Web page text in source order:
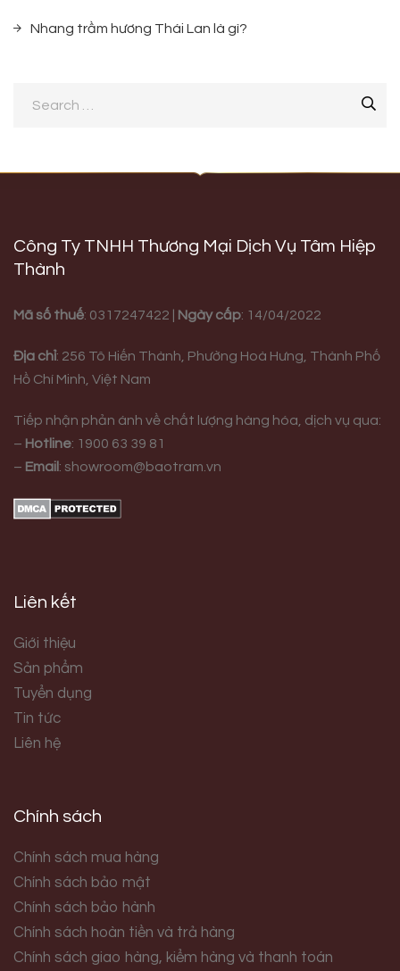
Nhang trầm hương Thái Lan là gì?
Công Ty TNHH Thương Mại Dịch Vụ Tâm Hiệp
Thành
Mã số thuế: 0317247422 | Ngày cấp: 14/04/2022
Địa chỉ: 256 Tô Hiến Thành, Phường Hoà Hưng, Thành Phố
Hồ Chí Minh, Việt Nam
Tiếp nhận phản ánh về chất lượng hàng hóa, dịch vụ qua:
– Hotline: 1900 63 39 81
– Email : showroom@baotram.vn
Liên kết
Giới thiệu
Sản phẩm
Tuyển dụng
Tin tức
Liên hệ
Chính sách
Chính sách mua hàng
Chính sách bảo mật
Chính sách bảo hành
Chính sách hoàn tiền và trả hàng
Chính sách giao hàng, kiểm hàng và thanh toán